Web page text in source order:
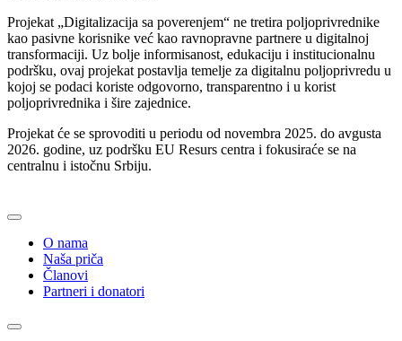
Projekat „Digitalizacija sa poverenjem“ ne tretira poljoprivrednike
kao pasivne korisnike već kao ravnopravne partnere u digitalnoj
transformaciji. Uz bolje informisanost, edukaciju i institucionalnu
podršku, ovaj projekat postavlja temelje za digitalnu poljoprivredu u
kojoj se podaci koriste odgovorno, transparentno i u korist
poljoprivrednika i šire zajednice.
Projekat će se sprovoditi u periodu od novembra 2025. do avgusta
2026. godine, uz podršku EU Resurs centra i fokusiraće se na
centralnu i istočnu Srbiju.
O nama
Naša priča
Članovi
Partneri i donatori